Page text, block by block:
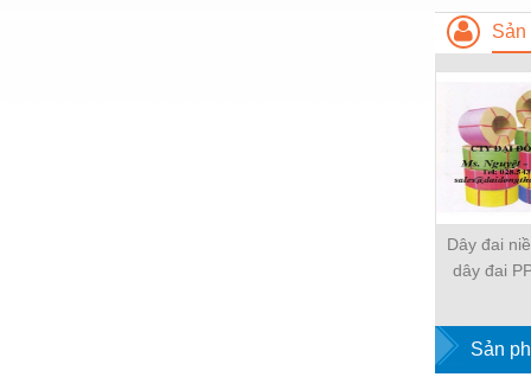
Sản
Dây đai
dây đai
Sản